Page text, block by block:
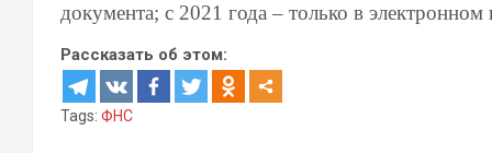
документа; с 2021 года – только в электронном
Рассказать об этом:
Tags: ФНС